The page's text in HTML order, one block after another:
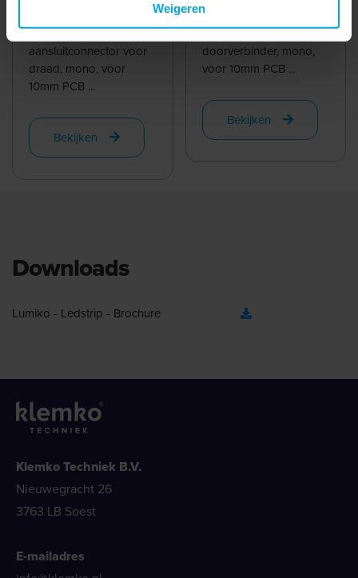
Weigeren
Lumiko ledstrip
aansluitconnector voor
draad, mono, voor
10mm PCB ...
Bekijken
voor 10mm PCB
Lumiko ledstrip
doorverbinder, mono,
voor 10mm PCB ...
Bekijken
Downloads
Lumiko - Ledstrip - Brochure
Klemko Techniek B.V.
Nieuwegracht 26
3763 LB Soest
E-mailadres